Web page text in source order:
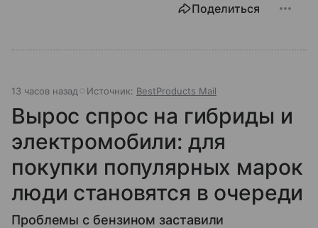
Поделиться
13 часов назад Источник: BestProducts Mail
Вырос спрос на гибриды и
электромобили: для
покупки популярных марок
люди становятся в очереди
Проблемы с бензином заставили